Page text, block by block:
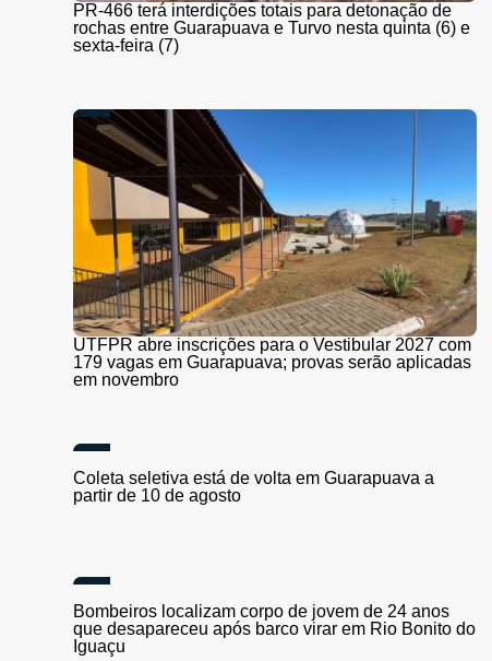
PR-466 terá interdições totais para detonação de
rochas entre Guarapuava e Turvo nesta quinta (6) e
sexta-feira (7)
UTFPR abre inscrições para o Vestibular 2027 com
179 vagas em Guarapuava; provas serão aplicadas
em novembro